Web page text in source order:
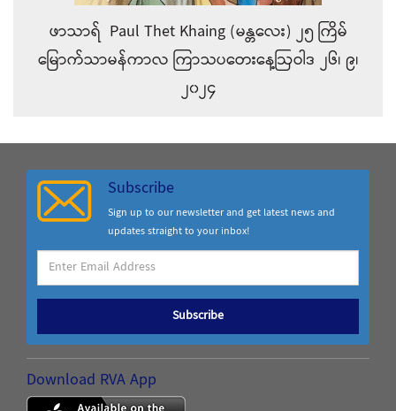
ဖာသာရ် Paul Thet Khaing (မန္တလေး) ၂၅ ကြိမ်
မြောက်သာမန်ကာလ ကြာသပတေးနေ့ဩဝါဒ ၂၆၊ ၉၊
၂၀၂၄
Subscribe
Sign up to our newsletter and get latest news and
updates straight to your inbox!
Subscribe
Download RVA App